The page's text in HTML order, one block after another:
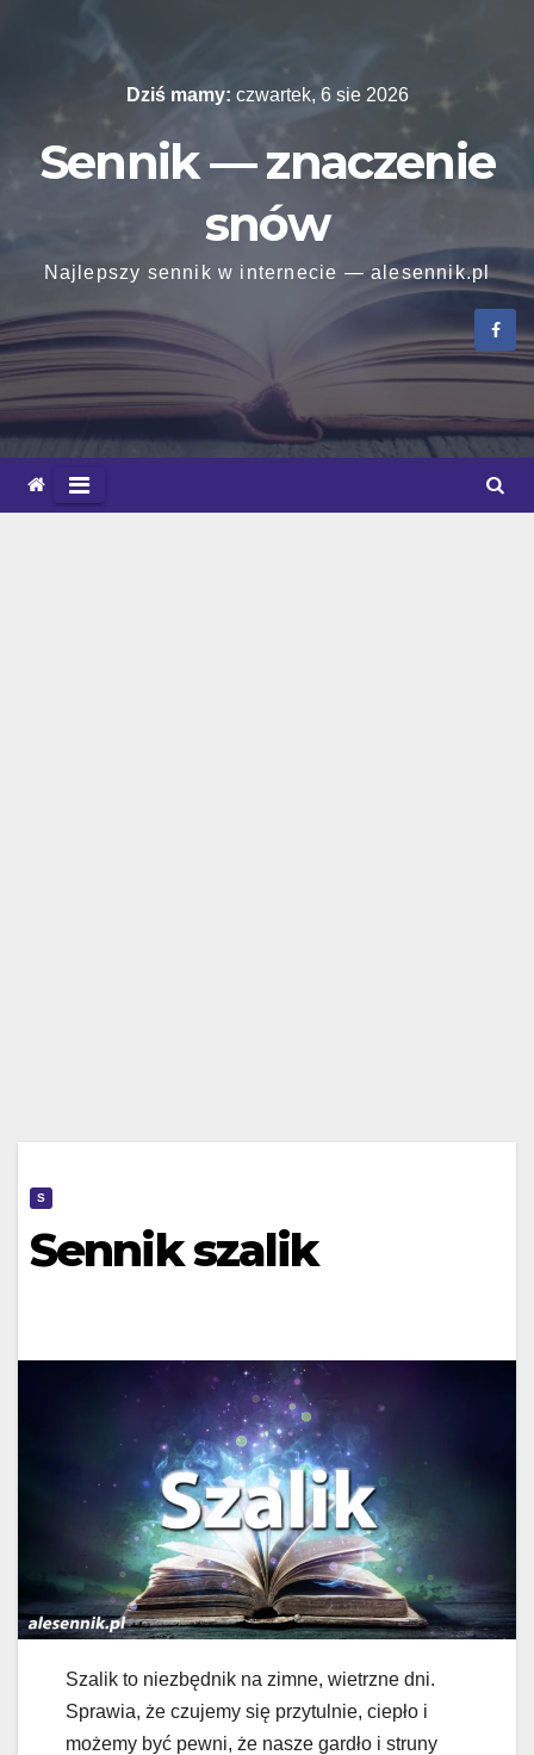
Dziś mamy: czwartek, 6 sie 2026
Sennik — znaczenie
snów
Najlepszy sennik w internecie — alesennik.pl
S
Sennik szalik
Szalik to niezbędnik na zimne, wietrzne dni.
Sprawia, że czujemy się przytulnie, ciepło i
możemy być pewni, że nasze gardło i struny